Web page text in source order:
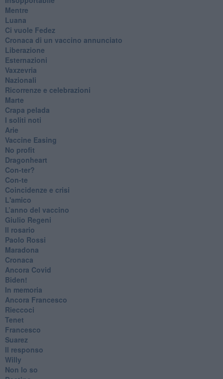
​Mentre
Luana
​Ci vuole Fedez
​Cronaca di un vaccino annunciato
​Liberazione
Esternazioni
Vaxzevria
Nazionali
​Ricorrenze e celebrazioni
Marte
​Crapa pelada
​I soliti noti
Arie
​Vaccine Easing
No profit
Dragonheart
Con-ter?
​Con-te
Coincidenze e crisi
L'amico
​L’anno del vaccino
Giulio Regeni
​Il rosario
Paolo Rossi
Maradona
Cronaca
​Ancora Covid
​Biden!
In memoria
​Ancora Francesco
Rieccoci
Tenet
Francesco
Suarez
​Il responso
Willy
Non lo so